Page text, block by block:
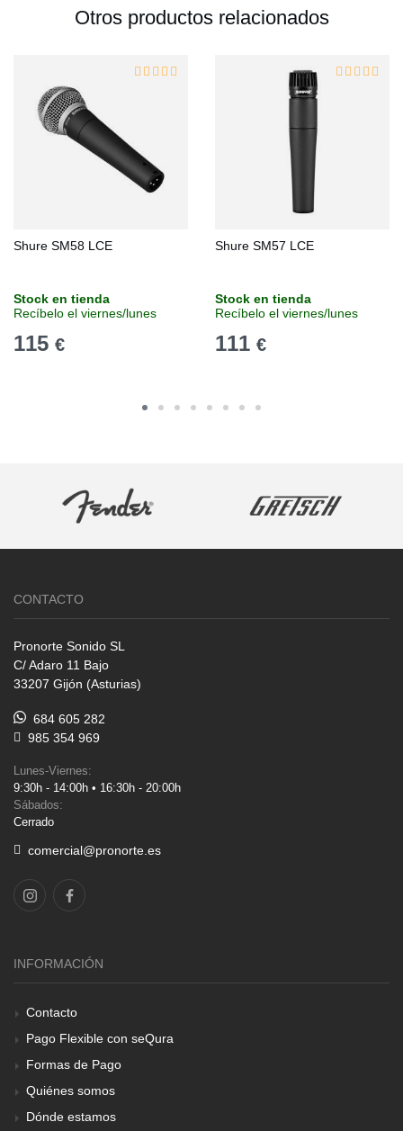
Otros productos relacionados
Shure SM58 LCE
Stock en tienda
Recíbelo el viernes/lunes
115 €
Shure SM57 LCE
Stock en tienda
Recíbelo el viernes/lunes
111 €
CONTACTO
Pronorte Sonido SL
C/ Adaro 11 Bajo
33207 Gijón (Asturias)
684 605 282
985 354 969
Lunes-Viernes:
9:30h - 14:00h • 16:30h - 20:00h
Sábados:
Cerrado
comercial@pronorte.es
INFORMACIÓN
Contacto
Pago Flexible con seQura
Formas de Pago
Quiénes somos
Dónde estamos